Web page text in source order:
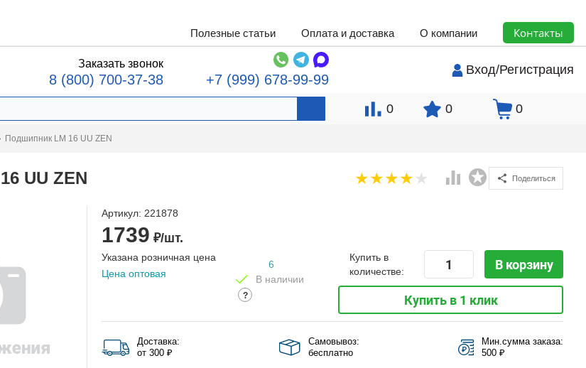
Полезные статьи Оплата и доставка О компании Контакты
Заказать звонок
8 (800) 700-37-38 +7 (999) 678-99-99
Вход/Регистрация
0 0 0
Подшипник LM 16 UU ZEN
UU ZEN Поделиться
Артикул: 221878
1739 ₽/шт.
Указана розничная цена
Цена оптовая
6
В наличии
?
Купить в
количестве:
В корзину
Купить в 1 клик
Доставка:
от 300 ₽
Самовывоз:
бесплатно
Мин.сумма заказа:
500 ₽